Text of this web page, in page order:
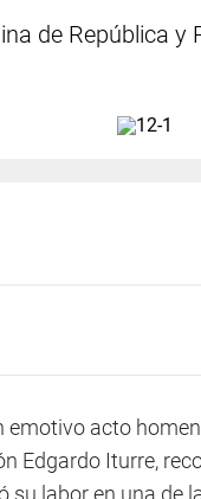
de República
emotivo acto
Edgardo Iturre,
su labor en una de